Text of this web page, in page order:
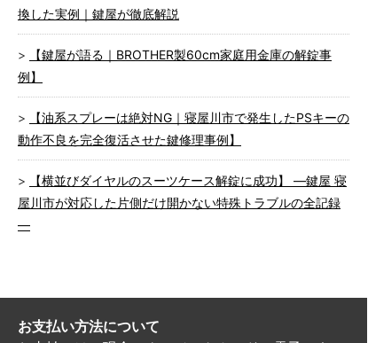
換した実例｜鍵屋が徹底解説
【鍵屋が語る｜BROTHER製60cm家庭用金庫の解錠事
例】
【油系スプレーは絶対NG｜寝屋川市で発生したPSキーの
動作不良を完全復活させた鍵修理事例】
【横並びダイヤルのスーツケース解錠に成功】 ―鍵屋 寝
屋川市が対応した片側だけ開かない特殊トラブルの全記録
―
お支払い方法について